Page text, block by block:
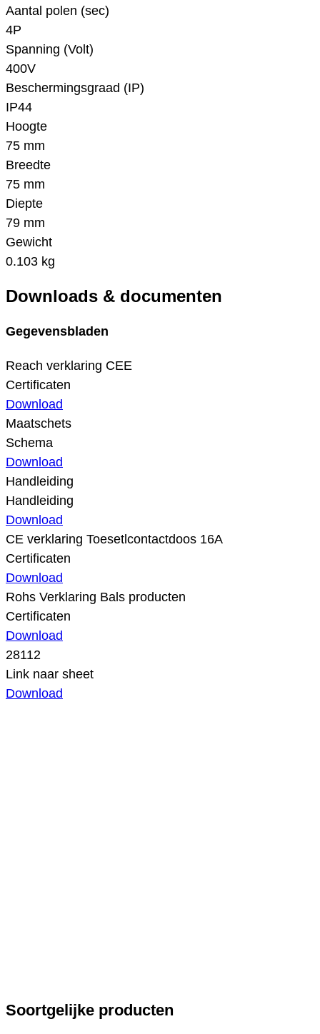
Aantal polen (sec)
4P
Spanning (Volt)
400V
Beschermingsgraad (IP)
IP44
Hoogte
75 mm
Breedte
75 mm
Diepte
79 mm
Gewicht
0.103 kg
Downloads & documenten
Gegevensbladen
Reach verklaring CEE
Certificaten
Download
Maatschets
Schema
Download
Handleiding
Handleiding
Download
CE verklaring Toesetlcontactdoos 16A
Certificaten
Download
Rohs Verklaring Bals producten
Certificaten
Download
28112
Link naar sheet
Download
Soortgelijke producten